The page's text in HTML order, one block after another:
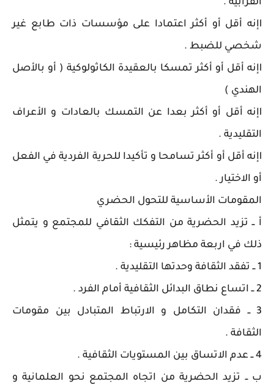
القرابية .
lإنه أقل أو أكثر اعتمادا على مؤسسات ذات طابع غير
شخصي للضبط .
lإنه أقل أو أكثر تمسكا بالعقيدة الكاثولوكية ( أو بالأصل
الهندي )
lإنه أقل أو أكثر بعدا عن التمسك بالعادات و الأعراف
التقليدية .
lإنه أقل أو أكثر تسامحا و تأكيدا للحرية الفردية في الفعل
أو الاختيار .
المقومات الأساسية للتحول الحضري
أ ــ تزيد الحضرية من التفكك الثقافي للمجتمع و يتمثل
ذلك في اربعة مظاهر رئيسية :
1 ــ تفقد الثقافة وحدتها التقليدية .
2 ــ اتساع نطاق البدائل الثقافية أمام الفرد .
3 ــ فقدان التكامل و الارتباط المتبادل بين مقومات
الثقافة .
4 ــ عدم الاتساق بين المستويات الثقافية .
ب ــ تزيد الحضرية من اتجاه المجتمع نحو العلمانية و